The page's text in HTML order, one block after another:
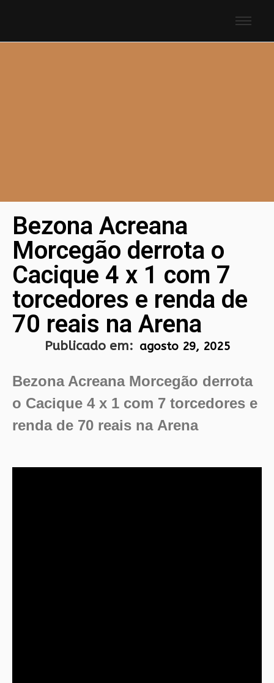
Bezona Acreana
Morcegão derrota o
Cacique 4 x 1 com 7
torcedores e renda de
70 reais na Arena
Publicado em: agosto 29, 2025
Bezona Acreana Morcegão derrota
o Cacique 4 x 1 com 7 torcedores e
renda de 70 reais na Arena